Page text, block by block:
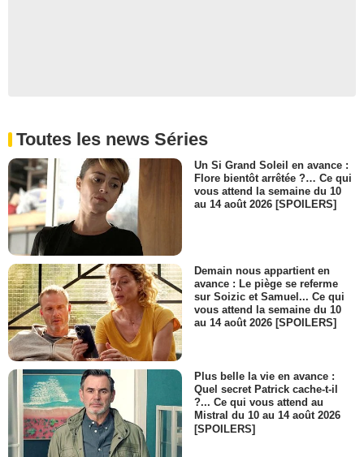
Toutes les news Séries
Un Si Grand Soleil en avance :
Flore bientôt arrêtée ?… Ce qui
vous attend la semaine du 10
au 14 août 2026 [SPOILERS]
Demain nous appartient en
avance : Le piège se referme
sur Soizic et Samuel... Ce qui
vous attend la semaine du 10
au 14 août 2026 [SPOILERS]
Plus belle la vie en avance :
Quel secret Patrick cache-t-il
?... Ce qui vous attend au
Mistral du 10 au 14 août 2026
[SPOILERS]